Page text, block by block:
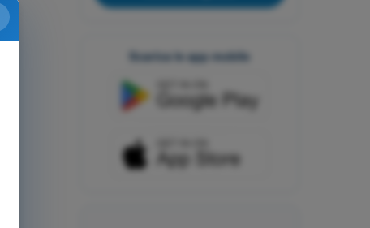
Scarica le app mobile